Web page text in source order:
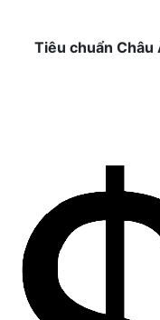
Tiêu chuẩn Châu